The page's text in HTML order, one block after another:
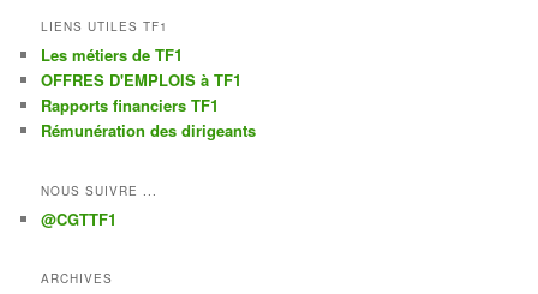
LIENS UTILES TF1
Les métiers de TF1
OFFRES D'EMPLOIS à TF1
Rapports financiers TF1
Rémunération des dirigeants
NOUS SUIVRE ...
@CGTTF1
ARCHIVES